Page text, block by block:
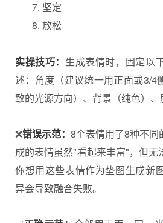
坚定
放松
实操技巧： 生成表情时，固定以
述：角度（建议统一用正面或3/4
致的光源方向）、背景（纯色）、
❌错误示范： 8个表情用了8种不同
成的表情虽然"看起来丰富"，但无
你想用这些表情作为垫图生成新
异会导致融合失败。